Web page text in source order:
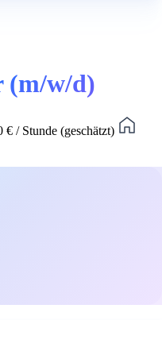
(m/w/d)
€ / Stunde (geschätzt)